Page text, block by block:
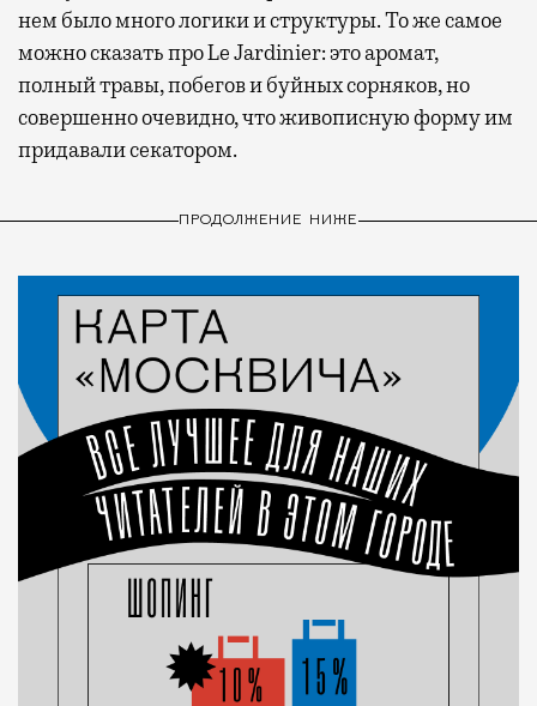
нем было много логики и структуры. То же самое
можно сказать про Le Jardinier: это аромат,
полный травы, побегов и буйных сорняков, но
совершенно очевидно, что живописную форму им
придавали секатором.
ПРОДОЛЖЕНИЕ НИЖЕ